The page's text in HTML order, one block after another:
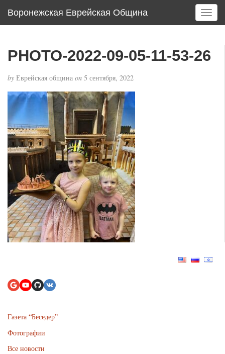
Воронежская Еврейская Община
T
o
l
PHOTO-2022-09-05-11-53-26
by Еврейская община on 5 сентября, 2022
Газета “Беседер”
Фотографии
Все новости